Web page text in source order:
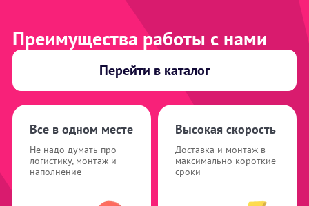
Преимущества работы с нами
Перейти в каталог
Все в одном месте
Не надо думать про
логистику, монтаж и
наполнение
Высокая скорость
Доставка и монтаж в
максимально короткие
сроки